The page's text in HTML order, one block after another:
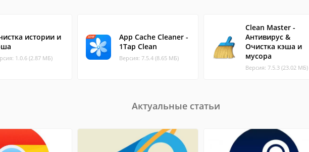
истории и
1.0.6 (2.87 МБ)
App Cache Cleaner -
1Tap Clean
Версия: 7.5.4 (8.65 МБ)
Clean Master -
Антивирус &
Очистка кэша и
мусора
Версия: 7.5.3 (23.02 МБ)
Актуальные статьи